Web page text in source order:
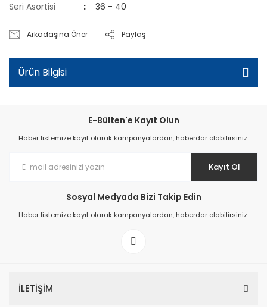
Seri Asortisi
36 - 40
Arkadaşına Öner Paylaş
Ürün Bilgisi
E-Bülten'e Kayıt Olun
Haber listemize kayıt olarak kampanyalardan, haberdar olabilirsiniz.
Kayıt Ol
Sosyal Medyada Bizi Takip Edin
Haber listemize kayıt olarak kampanyalardan, haberdar olabilirsiniz.
İLETİŞİM